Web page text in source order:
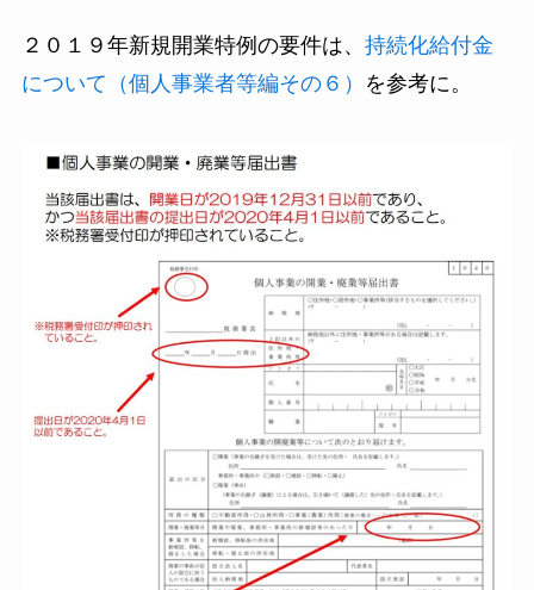
２０１９年新規開業特例の要件は、 持続化給付金
について（個人事業者等編その６）
を参考に。